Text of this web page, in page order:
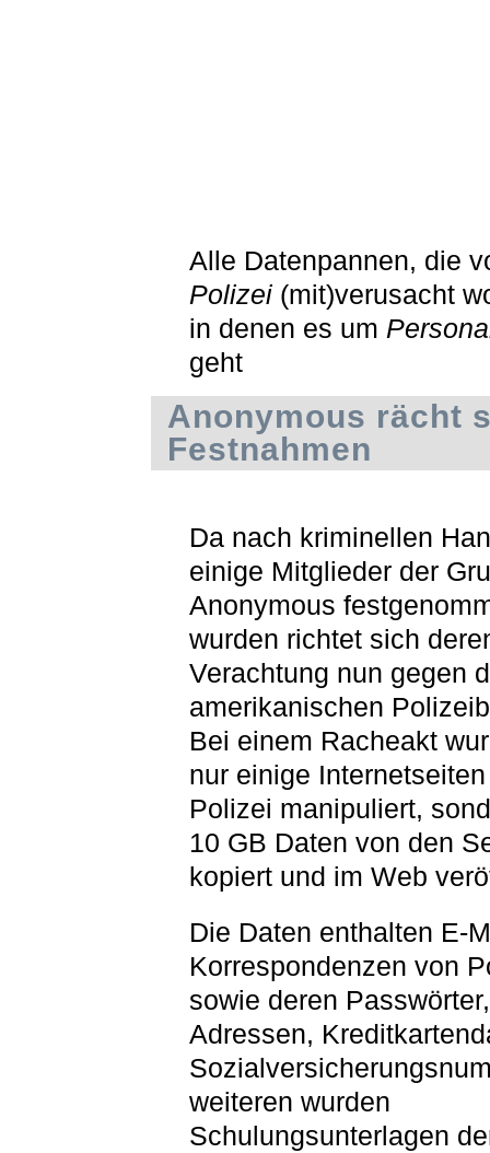
Alle Datenpannen, die
Polizei(mit)verusacht
in denen es um
geht
Anonymous rächt
Festnahmen
Da nach kriminellen
einige Mitglieder der
Anonymous
wurden richtet sich
Verachtung nun gegen
amerikanischen
Bei einem Racheakt
nur einige
Polizei manipuliert,
10 GB Daten von den
kopiert und im Web
Die Daten enthalten E-
Korrespondenzen von
sowie deren Passwörter,
Adressen,
weiteren wurden
Schulungsunterlagen